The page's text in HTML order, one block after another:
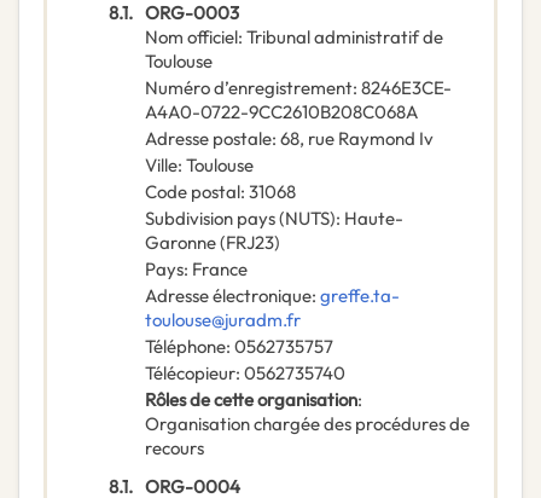
8.1. ORG-0003
Nom officiel: Tribunal administratif de
Toulouse
Numéro d’enregistrement: 8246E3CE-
A4A0-0722-9CC2610B208C068A
Adresse postale: 68, rue Raymond Iv
Ville: Toulouse
Code postal: 31068
Subdivision pays (NUTS): Haute-
Garonne(FRJ23)
Pays: France
Adresse électronique: greffe.ta-
toulouse@juradm.fr
Téléphone: 0562735757
Télécopieur: 0562735740
Rôles de cette organisation:
Organisation chargée des procédures de
recours
8.1. ORG-0004